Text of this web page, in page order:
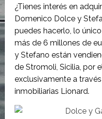
¿Tienes interés en
Domenico Dolce y
puedes hacerlo, lo
más de 6 millones de
y Stefano están
de Stromoli, Sicilia, por
exclusivamente a
inmobiliarias Lionard.